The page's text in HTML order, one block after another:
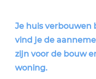
Je huis verbouwen
vind je de
zijn voor de bouw
woning.